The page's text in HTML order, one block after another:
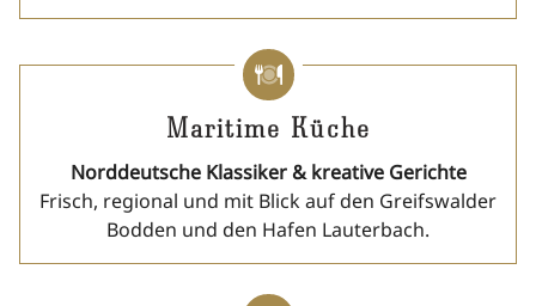
Maritime Küche
Norddeutsche Klassiker & kreative Gerichte
Frisch, regional und mit Blick auf den Greifswalder
Bodden und den Hafen Lauterbach.